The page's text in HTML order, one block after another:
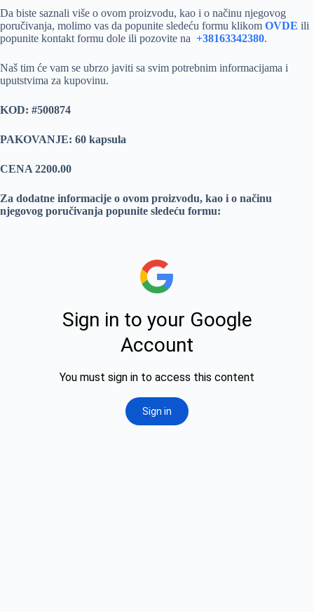
Da biste saznali više o ovom proizvodu, kao i o načinu njegovog
poručivanja, molimo vas da popunite sledeću formu klikom OVDE ili
popunite kontakt formu dole ili pozovite na +38163342380.
Naš tim će vam se ubrzo javiti sa svim potrebnim informacijama i
uputstvima za kupovinu.
KOD: #500874
PAKOVANJE: 60 kapsula
CENA 2200.00
Za dodatne informacije o ovom proizvodu, kao i o načinu
njegovog poručivanja popunite sledeću formu: